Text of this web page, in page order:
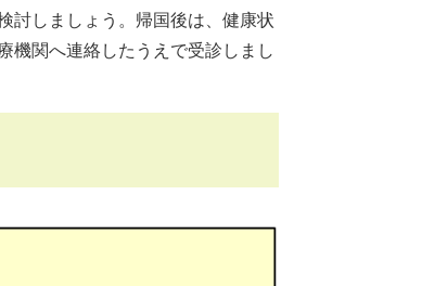
討しましょう。帰国後は、健康状
機関へ連絡したうえで受診しまし